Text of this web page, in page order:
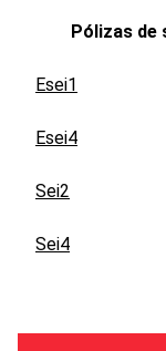
Pólizas de
Esei1
Esei4
Sei2
Sei4